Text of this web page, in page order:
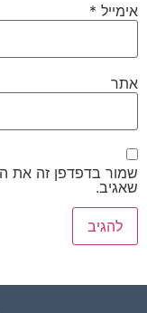
אימייל *
אתר
שמור בדפדפן זה את
שאגיב.